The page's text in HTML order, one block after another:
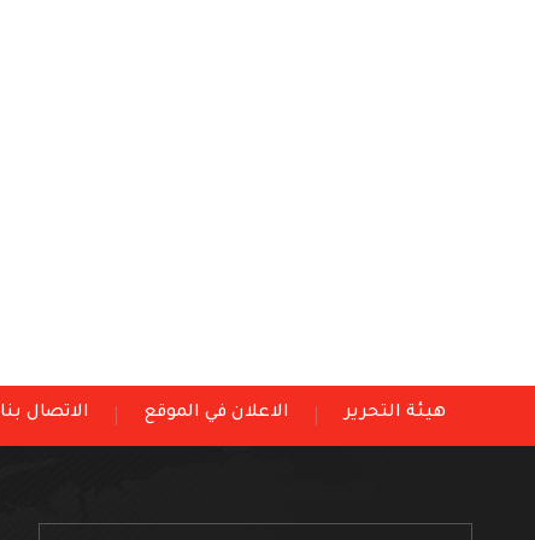
هيئة التحرير الاعلان في الموقع الاتصال بنا